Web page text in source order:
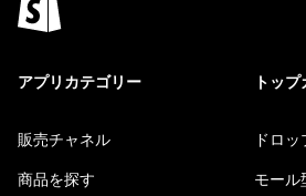
アプリカテゴリー
販売チャネル
商品を探す
トッ
ドロ
モール